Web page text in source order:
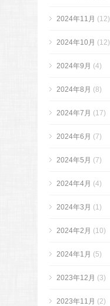
2024年11月 (12)
2024年10月 (12)
2024年9月 (4)
2024年8月 (8)
2024年7月 (17)
2024年6月 (7)
2024年5月 (7)
2024年4月 (4)
2024年3月 (1)
2024年2月 (10)
2024年1月 (5)
2023年12月 (3)
2023年11月 (2)